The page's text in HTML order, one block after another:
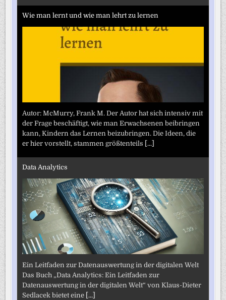
Wie man lernt und wie man lehrt zu lernen
Autor: McMurry, Frank M. Der Autor hat sich intensiv mit
der Frage beschäftigt, wie man Erwachsenen beibringen
kann, Kindern das Lernen beizubringen. Die Ideen, die
er hier vorstellt, stammen größtenteils [...]
Data Analytics
Ein Leitfaden zur Datenauswertung in der digitalen Welt
Das Buch „Data Analytics: Ein Leitfaden zur
Datenauswertung in der digitalen Welt“ von Klaus-Dieter
Sedlacek bietet eine [...]